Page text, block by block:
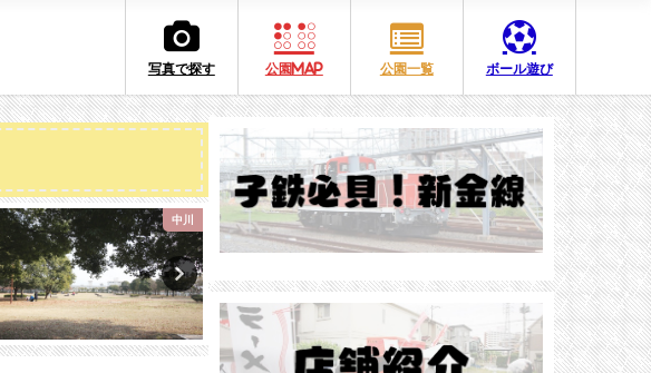
写真で探す 公園MAP 公園一覧 ボール遊び
堀切 ボール遊び